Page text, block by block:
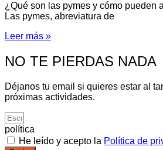
¿Qué son las pymes y cómo pueden
Las pymes, abreviatura de
Leer más »
NO TE PIERDAS NADA
Déjanos tu email si quieres estar al
próximas actividades.
política
He leído y acepto la Política de